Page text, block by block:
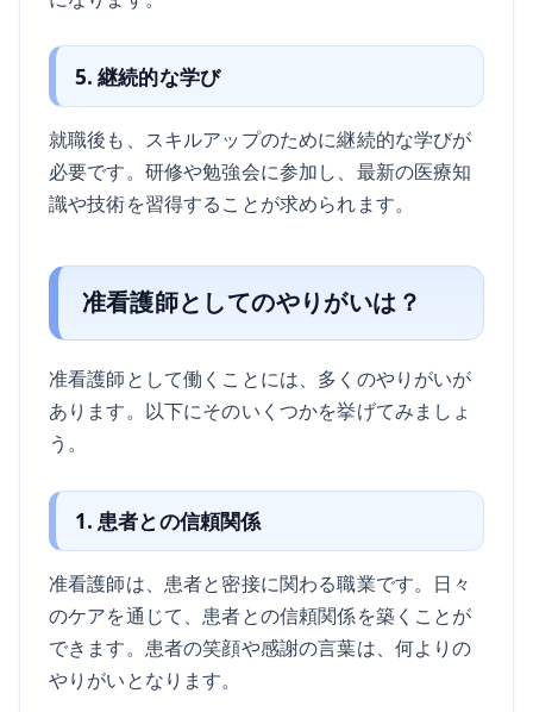
5. 継続的な学び
就職後も、スキルアップのために継続的な学びが
必要です。研修や勉強会に参加し、最新の医療知
識や技術を習得することが求められます。
准看護師としてのやりがいは？
准看護師として働くことには、多くのやりがいが
あります。以下にそのいくつかを挙げてみましょ
う。
1. 患者との信頼関係
准看護師は、患者と密接に関わる職業です。日々
のケアを通じて、患者との信頼関係を築くことが
できます。患者の笑顔や感謝の言葉は、何よりの
やりがいとなります。